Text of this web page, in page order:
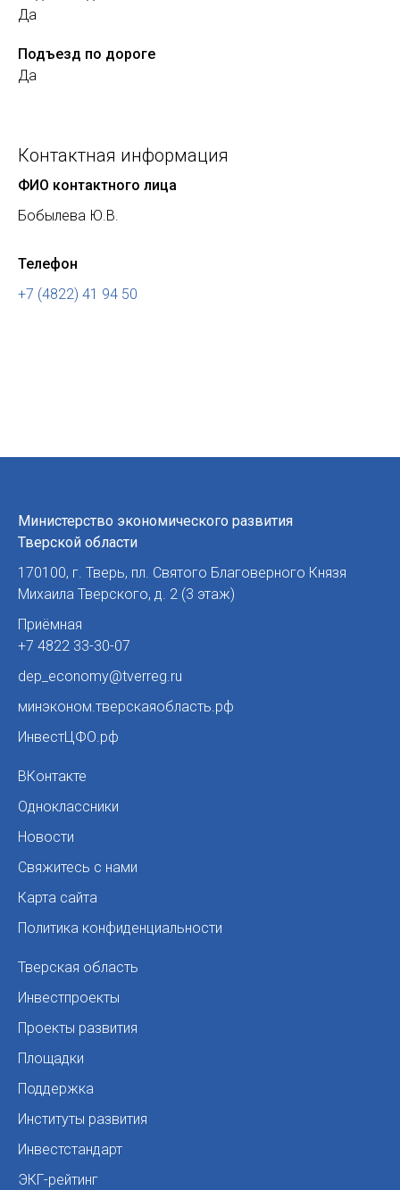
Да
Подъезд по дороге
Да
Контактная информация
ФИО контактного лица
Бобылева Ю.В.
Телефон
+7 (4822) 41 94 50
Министерство экономического развития
Тверской области
170100, г. Тверь, пл. Святого Благоверного Князя
Михаила Тверского, д. 2 (3 этаж)
Приёмная
+7 4822 33-30-07
dep_economy@tverreg.ru
минэконом.тверскаяобласть.рф
ИнвестЦФО.рф
ВКонтакте
Одноклассники
Новости
Свяжитесь с нами
Карта сайта
Политика конфиденциальности
Тверская область
Инвестпроекты
Проекты развития
Площадки
Поддержка
Институты развития
Инвестстандарт
ЭКГ-рейтинг